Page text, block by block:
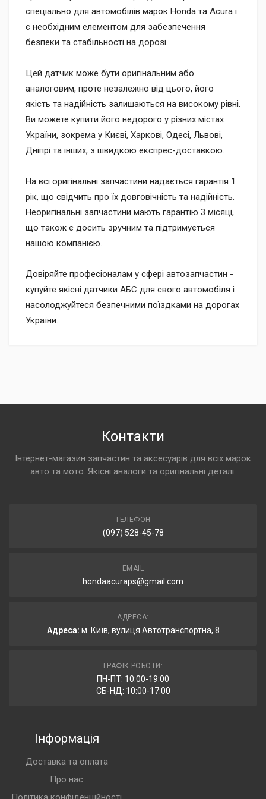
спеціально для автомобілів марок Honda та Acura і
є необхідним елементом для забезпечення
безпеки та стабільності на дорозі.
Цей датчик може бути оригінальним або
аналоговим, проте незалежно від цього, його
якість та надійність залишаються на високому рівні.
Ви можете купити його недорого у різних містах
України, зокрема у Києві, Харкові, Одесі, Львові,
Дніпрі та інших, з швидкою експрес-доставкою.
На всі оригінальні запчастини надається гарантія 1
рік, що свідчить про їх довговічність та надійність.
Неоригінальні запчастини мають гарантію 3 місяці,
що також є досить зручним та підтримується
нашою компанією.
Довіряйте професіоналам у сфері автозапчастин -
купуйте якісні датчики АБС для свого автомобіля і
насолоджуйтеся безпечними поїздками на дорогах
України.
Контакти
Інтернет-магазин запчастин та аксесуарів для всіх марок
авто та мото. Якісні аналоги та оригінальні деталі.
ТЕЛЕФОН
(097) 528-45-78
EMAIL
hondaacuraps@gmail.com
АДРЕСА:
Адреса: м. Київ, вулиця Автотранспортна, 8
ГРАФІК РОБОТИ:
ПН-ПТ: 10:00-19:00
СБ-НД: 10:00-17:00
Інформація
Доставка та оплата
Про нас